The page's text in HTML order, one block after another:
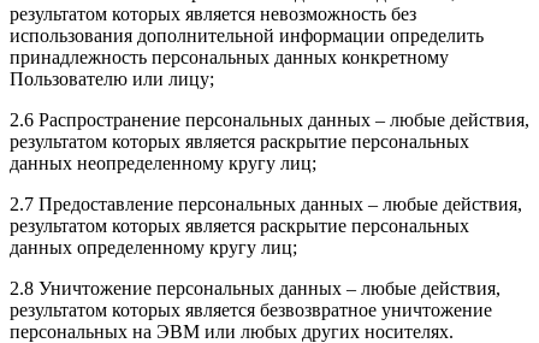
результатом которых является невозможность без
использования дополнительной информации определить
принадлежность персональных данных конкретному
Пользователю или лицу;
2.6 Распространение персональных данных – любые действия,
результатом которых является раскрытие персональных
данных неопределенному кругу лиц;
2.7 Предоставление персональных данных – любые действия,
результатом которых является раскрытие персональных
данных определенному кругу лиц;
2.8 Уничтожение персональных данных – любые действия,
результатом которых является безвозвратное уничтожение
персональных на ЭВМ или любых других носителях.